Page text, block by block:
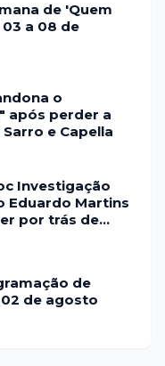
de 'Quem
a 08 de
o
após perder a
e Capella
Investigação
Eduardo Martins
por trás de
de
02 de agosto